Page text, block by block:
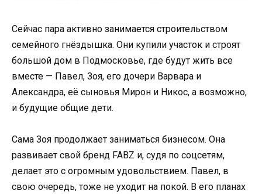
Сейчас пара активно занимается строительством
семейного гнёздышка. Они купили участок и строят
большой дом в Подмосковье, где будут жить все
вместе — Павел, Зоя, его дочери Варвара и
Александра, её сыновья Мирон и Никос, а возможно,
и будущие общие дети.
Сама Зоя продолжает заниматься бизнесом. Она
развивает свой бренд FABZ и, судя по соцсетям,
делает это с огромным удовольствием. Павел, в
свою очередь, тоже не уходит на покой. В его планах